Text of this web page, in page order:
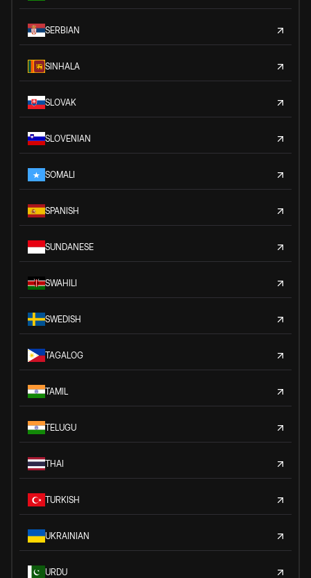
SERBIAN
SINHALA
SLOVAK
SLOVENIAN
SOMALI
SPANISH
SUNDANESE
SWAHILI
SWEDISH
TAGALOG
TAMIL
TELUGU
THAI
TURKISH
UKRAINIAN
URDU